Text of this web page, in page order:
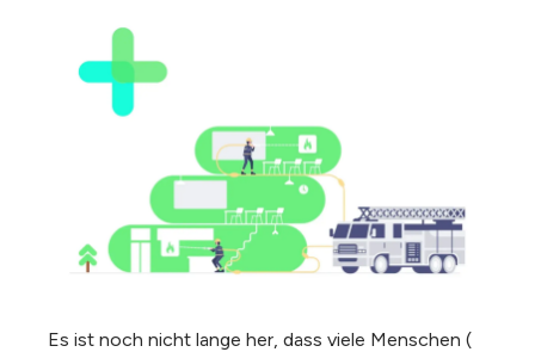
Es ist noch nicht lange her, dass viele Menschen (